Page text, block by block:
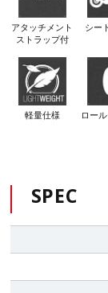
アタッチメント
ストラップ付
シー
軽量仕様 ロー
SPEC